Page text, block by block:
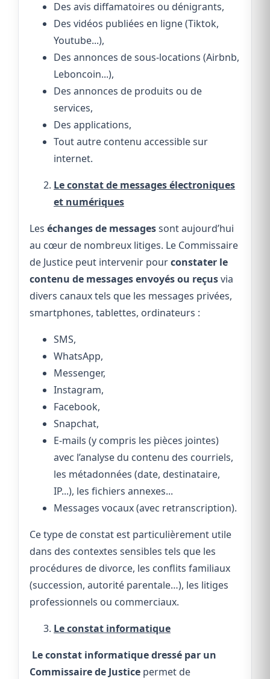
Des avis diffamatoires ou dénigrants,
Des vidéos publiées en ligne (Tiktok,
Youtube...),
Des annonces de sous-locations (Airbnb,
Leboncoin...),
Des annonces de produits ou de
services,
Des applications,
Tout autre contenu accessible sur
internet.
Le constat de messages électroniques
et numériques
Les échanges de messagessont aujourd’hui
au cœur de nombreux litiges. Le Commissaire
de Justice peut intervenir pourconstater le
contenu de messages envoyés ou reçusvia
divers canaux tels que les messages privées,
smartphones, tablettes, ordinateurs :
SMS,
WhatsApp,
Messenger,
Instagram,
Facebook,
Snapchat,
E-mails (y compris les pièces jointes)
avec l’analyse du contenu des courriels,
les métadonnées (date, destinataire,
IP...), les fichiers annexes...
Messages vocaux (avec retranscription).
Ce type de constat est particulièrement utile
dans des contextes sensibles tels que les
procédures de divorce, les conflits familiaux
(succession, autorité parentale…), les litiges
professionnels ou commerciaux.
Le constat informatique
Le constat informatiquedressé par un
Commissaire de Justice permet de